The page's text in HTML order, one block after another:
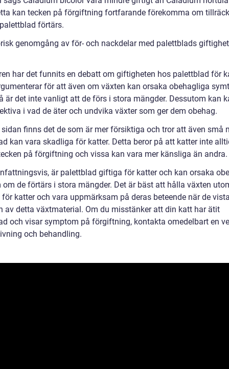
kan tecken på förgiftning fortfarande förekomma om
förtärs.
genomgång av för- och nackdelar med palettblads
har det funnits en debatt om giftigheten hos palettblad för
för att även om växten kan orsaka obehagliga
är det inte vanligt att de förs i stora mängder. Dessutom kan
i vad de äter och undvika växter som ger dem obehag.
finns det de som är mer försiktiga och tror att även små
kan vara skadliga för katter. Detta beror på att katter inte
på förgiftning och vissa kan vara mer känsliga än andra.
är palettblad giftiga för katter och kan orsaka
om de förtärs i stora mängder. Det är bäst att hålla växten
katter och vara uppmärksam på deras beteende när de
av detta växtmaterial. Om du misstänker att din katt har ätit
och visar symptom på förgiftning, kontakta omedelbart en
och behandling.